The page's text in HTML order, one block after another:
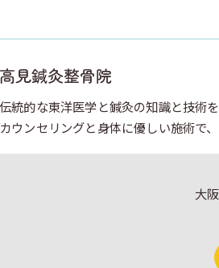
高見鍼灸整骨院
伝統的な東洋医学と鍼灸の知識と技術
カウンセリングと身体に優しい施術で
大